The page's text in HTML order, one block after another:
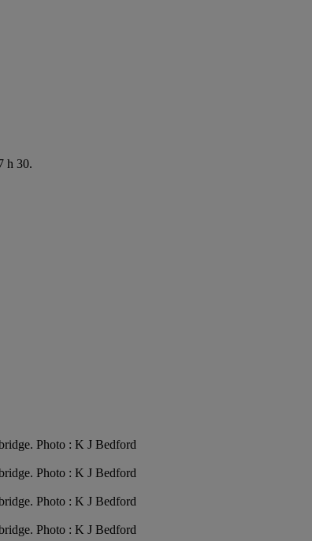
h 30.
Photo : K J Bedford
Photo : K J Bedford
Photo : K J Bedford
Photo : K J Bedford